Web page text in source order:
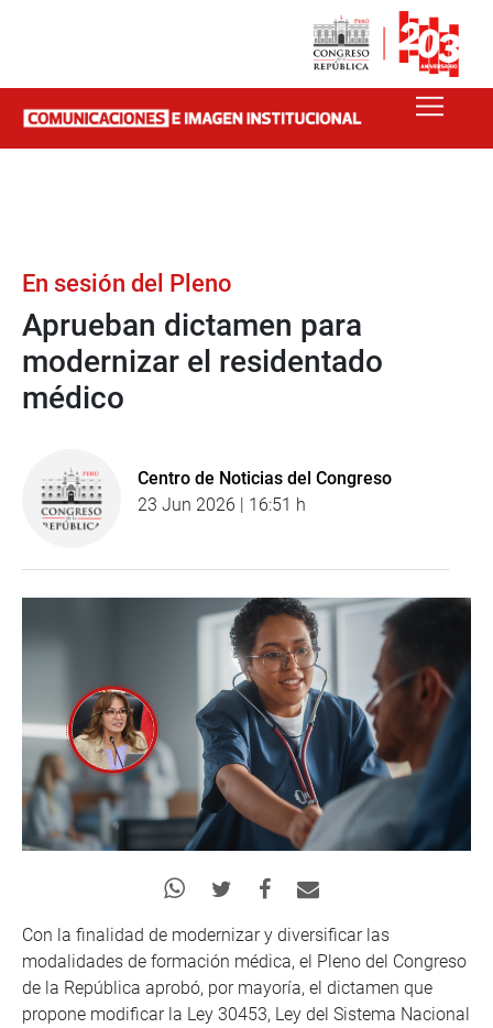
En sesión del Pleno
Aprueban dictamen para
modernizar el residentado
médico
Centro de Noticias del Congreso
23 Jun 2026 | 16:51 h
Con la finalidad de modernizar y diversificar las
modalidades de formación médica, el Pleno del Congreso
de la República aprobó, por mayoría, el dictamen que
propone modificar la Ley 30453, Ley del Sistema Nacional